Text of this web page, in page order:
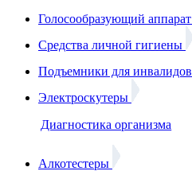
Голосообразующий аппарат
Средства личной гигиены
Подъемники для инвалидов
Электроскутеры
Диагностика организма
Алкотестеры